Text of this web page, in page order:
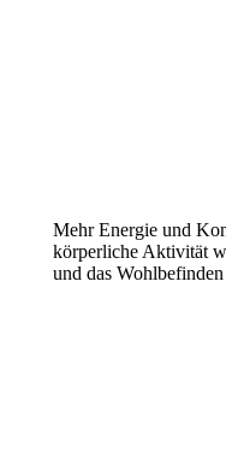
Mehr Energie und
körperliche Aktivität
und das